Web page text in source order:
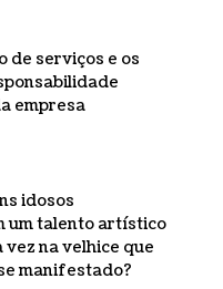
de serviços e os
empresa
idosos
um talento artístico
na velhice que
manifestado?